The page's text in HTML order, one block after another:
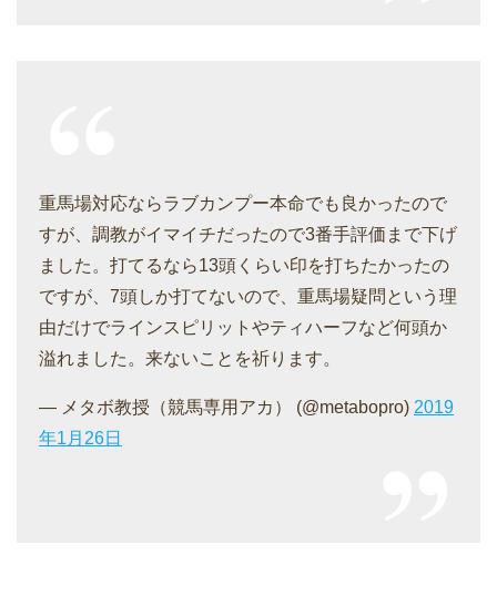
重馬場対応ならラブカンプー本命でも良かったので
すが、調教がイマイチだったので3番手評価まで下げ
ました。打てるなら13頭くらい印を打ちたかったの
ですが、7頭しか打てないので、重馬場疑問という理
由だけでラインスピリットやティハーフなど何頭か
溢れました。来ないことを祈ります。
— メタボ教授（競馬専用アカ） (@metabopro) 2019
年1月26日